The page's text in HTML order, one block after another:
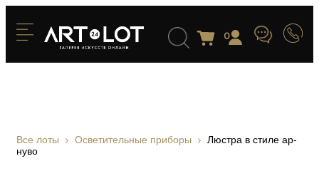
0
Все лоты Осветительные приборы
Люстра в стиле ар-
нуво